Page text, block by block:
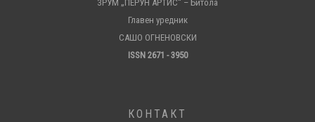
ЗРУМ „ПЕРУН АРТИС“ – Битола
Главен уредник
САШО ОГНЕНОВСКИ
ISSN 2671 - 3950
КОНТАКТ